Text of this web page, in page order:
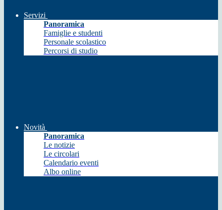
Servizi
Panoramica
Famiglie e studenti
Personale scolastico
Percorsi di studio
Novità
Panoramica
Le notizie
Le circolari
Calendario eventi
Albo online